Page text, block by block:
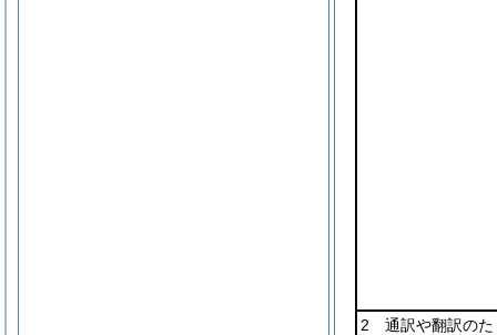
2 通訳や翻訳のた